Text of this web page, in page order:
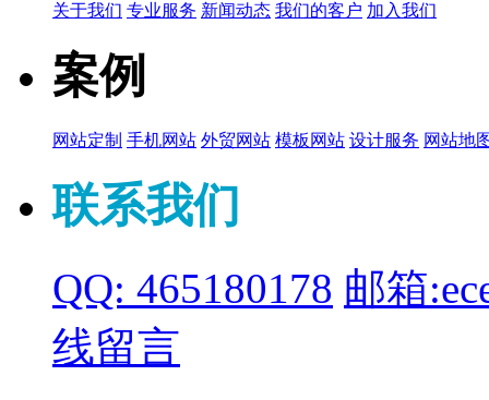
关于我们 专业服务 新闻动态 我们的客户 加入我们
案例
网站定制 手机网站 外贸网站 模板网站 设计服务 网站地
联系我们
QQ: 465180178 邮箱
线留言